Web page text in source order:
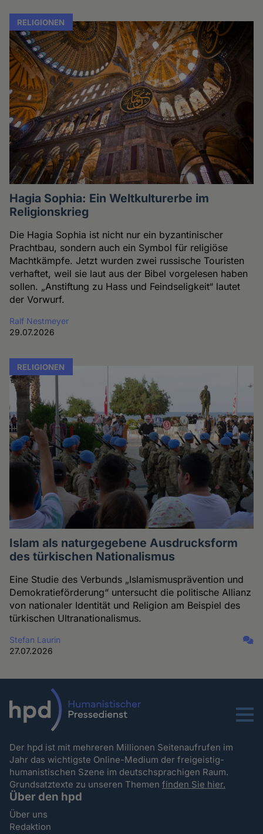
RELIGIONEN
Hagia Sophia: Ein Weltkulturerbe im
Religionskrieg
Die Hagia Sophia ist nicht nur ein byzantinischer
Prachtbau, sondern auch ein Symbol für religiöse
Machtkämpfe. Jetzt wurden zwei russische Touristen
verhaftet, weil sie laut aus der Bibel vorgelesen haben
sollen. „Anstiftung zu Hass und Feindseligkeit“ lautet
der Vorwurf.
Ralf Nestmeyer
29.07.2026
RELIGIONEN
Islam als naturgegebene Ausdrucksform
des türkischen Nationalismus
Eine Studie des Verbunds „Islamismusprävention und
Demokratieförderung“ untersucht die politische Allianz
von nationaler Identität und Religion am Beispiel des
türkischen Ultranationalismus.
Stefan Laurin
27.07.2026
Menu
Der hpd ist mit mehreren Millionen Seitenaufrufen im
Jahr das wichtigste Online-Medium der freigeistig-
humanistischen Szene im deutschsprachigen Raum.
Grundsatztexte zu unseren Themenfinden Sie hier.
Über den hpd
Über uns
Redaktion